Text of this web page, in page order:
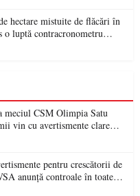
o luptă contracronometru
meciul CSM Olimpia Satu
vin cu avertismente clare
pentru crescătorii de
anunță controale în toate
legii